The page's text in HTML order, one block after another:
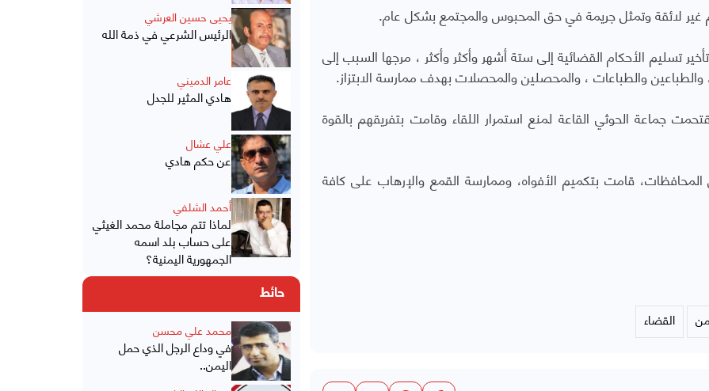
غير لائقة وتمثل جريمة في حق المحبوس والمجتمع بشكل عام.
تسليم الأحكام القضائية إلى ستة أشهر وأكثر وأكثر ، مرجها السبب إلى
والطباعات ، والمحصلين والمحصلات بهدف ممارسة الابتزاز.
جماعة الحوثي القاعة لمنع استمرار اللقاء وقامت بتفريقهم بالقوة
قامت بتكميم الأفواه، وممارسة القمع والإرهاب على كافة
القضاء
يحيى حسين العرشي
الرئيس الشرعي في ذمة الله
عامر الدميني
هادي المثير للجدل
علي عشال
عن حكم هادي
أحمد الشلفي
لماذا تتم مجاملة محمد الغيثي
على حساب بلد اسمه
الجمهورية اليمنية؟
حائط
محمد علي محسن
في وداع الرجل الذي حمل
اليمن..